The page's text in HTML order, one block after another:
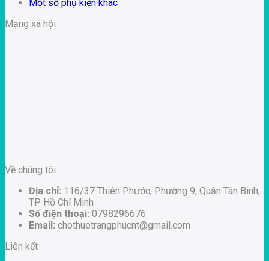
Một số phụ kiện khác
Mạng xã hội
Về chúng tôi
Địa chỉ: 116/37 Thiên Phước, Phường 9, Quận Tân Bình,
TP Hồ Chí Minh
Số điện thoại: 0798296676
Email: chothuetrangphucnt@gmail.com
Liên kết